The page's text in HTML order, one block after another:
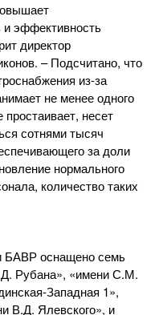
и эффективность
директор
– Подсчитано, что
из-за
не менее одного
несет
сотнями тысяч
за доли
нормального
количество таких
БАВР оснащено семь
Рубана», «имени С.М.
Западная 1»,
В.Д. Ялевского», и